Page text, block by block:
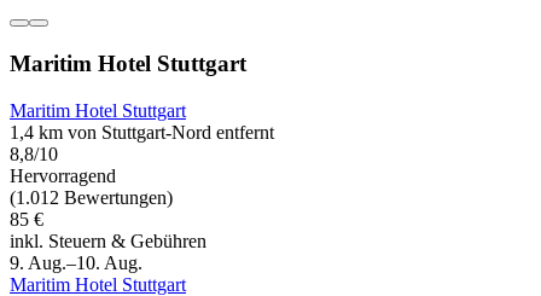
Maritim Hotel Stuttgart
Maritim Hotel Stuttgart
1,4 km von Stuttgart-Nord entfernt
8,8/10
Hervorragend
(1.012 Bewertungen)
85 €
inkl. Steuern & Gebühren
9. Aug.–10. Aug.
Maritim Hotel Stuttgart